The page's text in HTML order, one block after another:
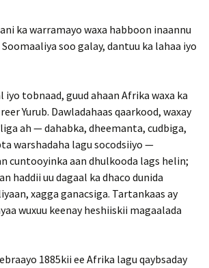
ka warramayo waxa habboon inaannu
soo galay, dantuu ka lahaa iyo
tobnaad, guud ahaan Afrika waxa ka
Yurub. Dawladahaas qaarkood, waxay
ah — dahabka, dheemanta, cudbiga,
warshadaha lagu socodsiiyo —
cuntooyinka aan dhulkooda lags helin;
haddii uu dagaal ka dhaco dunida
xagga ganacsiga. Tartankaas ay
wuxuu keenay heshiiskii magaalada
1885kii ee Afrika lagu qaybsaday